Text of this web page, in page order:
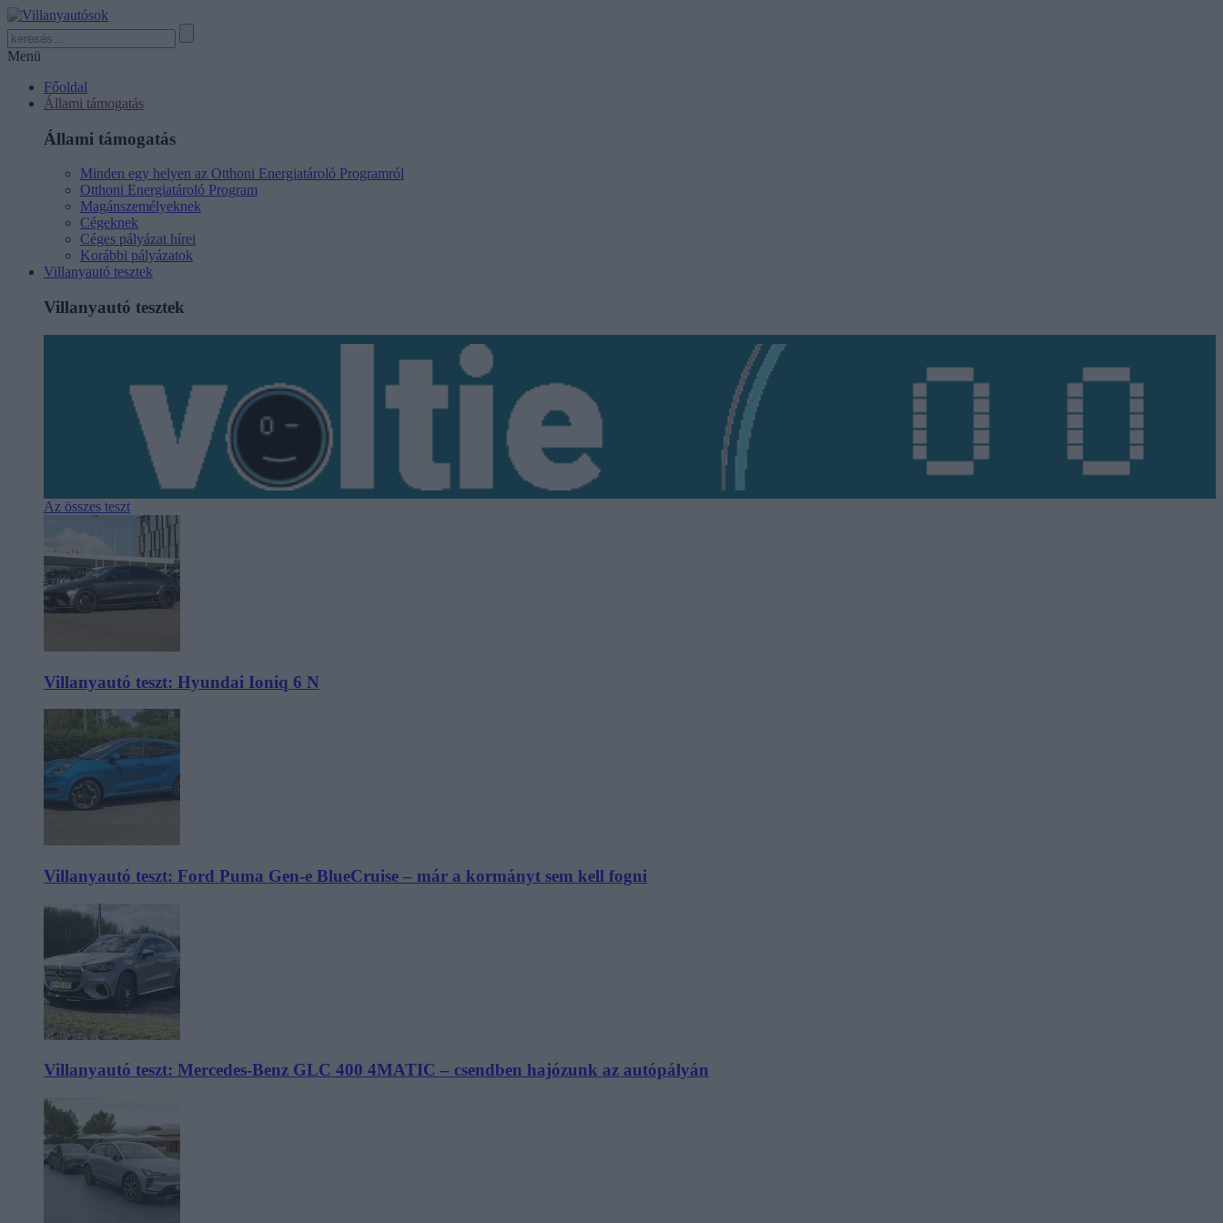
Menü
Főoldal
Állami támogatás
Állami támogatás
Minden egy helyen az Otthoni Energiatároló Programról
Otthoni Energiatároló Program
Magánszemélyeknek
Cégeknek
Céges pályázat hírei
Korábbi pályázatok
Villanyautó tesztek
Villanyautó tesztek
Az összes teszt
Villanyautó teszt: Hyundai Ioniq 6 N
Villanyautó teszt: Ford Puma Gen-e BlueCruise – már a kormányt sem kell fogni
Villanyautó teszt: Mercedes-Benz GLC 400 4MATIC – csendben hajózunk az autópályán